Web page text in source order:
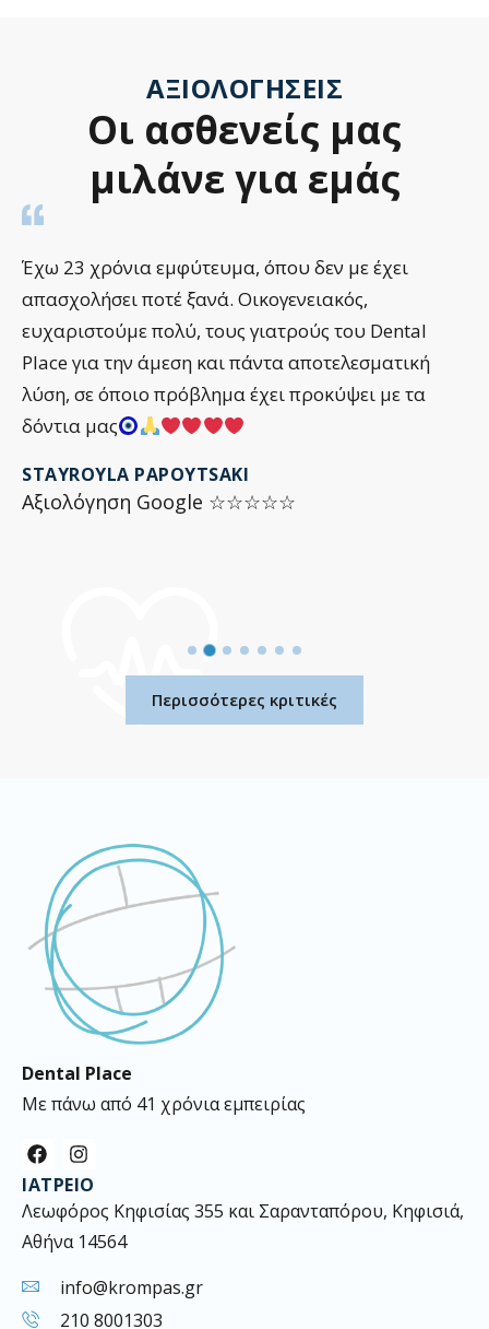
ΑΞΙΟΛΟΓΉΣΕΙΣ
Οι ασθενείς μας
μιλάνε για εμάς
Έχω 23 χρόνια εμφύτευμα, όπου δεν με έχει
απασχολήσει ποτέ ξανά. Οικογενειακός,
ευχαριστούμε πολύ, τους γιατρούς του Dental
Place για την άμεση και πάντα αποτελεσματική
λύση, σε όποιο πρόβλημα έχει προκύψει με τα
δόντια μας
STAYROYLA PAPOYTSAKI
Αξιολόγηση Google ☆☆☆☆☆
Περισσότερες κριτικές
Dental Place
Με πάνω από 41 χρόνια εμπειρίας
F
a
c
e
b
o
k
I
n
s
t
a
g
a
ΙΑΤΡΕΊΟ
Λεωφόρος Κηφισίας 355 και Σαρανταπόρου, Κηφισιά,
Αθήνα 14564
info@krompas.gr
210 8001303